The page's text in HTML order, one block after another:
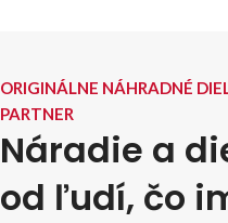
ORIGINÁLNE NÁHRADNÉ
PARTNER
Náradie a
od ľudí, čo